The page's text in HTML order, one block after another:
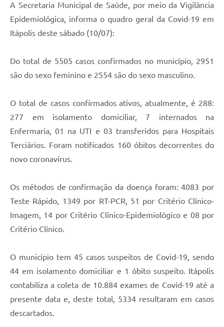
Gasoduto (Gás Natural)
Feriados Municipais
Ouvidoria Municipal
Audiências Públicas
Arquivos para Download
Notícias
Turismo
Galeria de Vídeos
Contas Públicas
Links
Telefones Úteis
A Secretaria Municipal de Saúde, por meio da Vigilância
Epidemiológica, informa o quadro geral da Covid-19 em
Itápolis deste sábado (10/07):
Do total de 5505 casos confirmados no município, 2951
são do sexo feminino e 2554 são do sexo masculino.
O total de casos confirmados ativos, atualmente, é 288:
277 em isolamento domiciliar, 7 internados na
Enfermaria, 01 na UTI e 03 transferidos para Hospitais
Terciários. Foram notificados 160 óbitos decorrentes do
novo coronavírus.
Os métodos de confirmação da doença foram: 4083 por
Teste Rápido, 1349 por RT-PCR, 51 por Critério Clínico-
Imagem, 14 por Critério Clínico-Epidemiológico e 08 por
Critério Clínico.
O município tem 45 casos suspeitos de Covid-19, sendo
44 em isolamento domiciliar e 1 óbito suspeito. Itápolis
contabiliza a coleta de 10.884 exames de Covid-19 até a
presente data e, deste total, 5334 resultaram em casos
descartados.